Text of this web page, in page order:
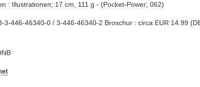
: Illustrationen; 17 cm, 111 g - (Pocket-Power; 062)
3-446-46340-0 / 3-446-46340-2 Broschur : circa EUR 14.99